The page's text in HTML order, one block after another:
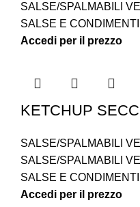
SALSE/SPALMABILI
SALSE E CONDIMENTI
Accedi per il prezzo
KETCHUP
SALSE/SPALMABILI
SALSE/SPALMABILI
SALSE E CONDIMENTI
Accedi per il prezzo